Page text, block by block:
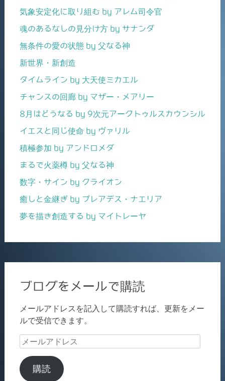
気象安定化に取り組む by アレム司令官
魂のあるなしの見分け方 by サナンダ
無条件の愛の状態 by 父なる神
新世界・新創造
タイムライン by 大天使ミカエル
チャンスの回廊 by マザー・メアリー
8月はどうなる by 9次元アークトゥルスカウンシル
イエスと同じ使命 by ヴァリル
積極参加 by アンドロメダ
まるで火薬樽 by 父なる神
数字・サイン by クライオン
癒しと金継ぎ by プレアデス・ナエリア
夢を描き創造する by マイトレーヤ
ブログをメールで購読
メールアドレスを記入して購読すれば、更新をメー
ルで受信できます。
メ
ル
ア
購読